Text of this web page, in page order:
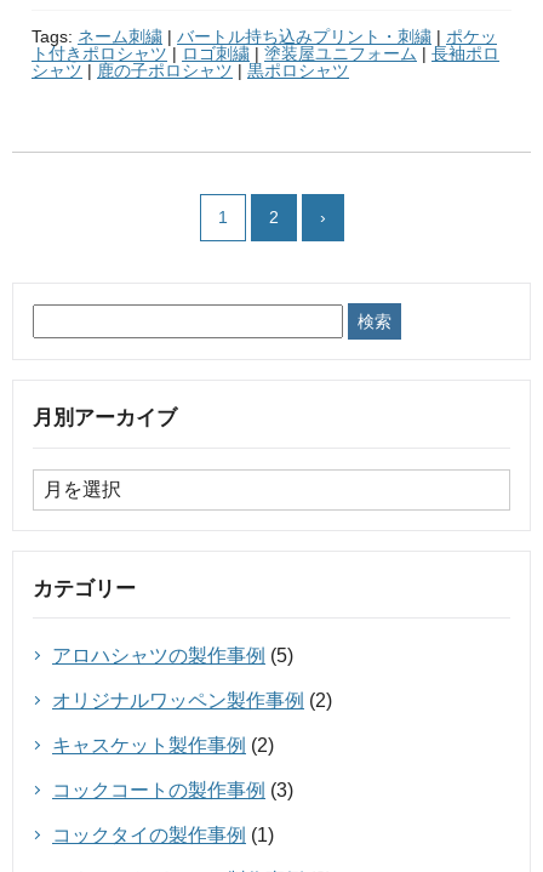
Tags: ネーム刺繍 | バートル持ち込みプリント・刺繍 | ポケッ
ト付きポロシャツ | ロゴ刺繍 | 塗装屋ユニフォーム | 長袖ポロ
シャツ | 鹿の子ポロシャツ | 黒ポロシャツ
1 2 ›
月別アーカイブ
カテゴリー
アロハシャツの製作事例 (5)
オリジナルワッペン製作事例 (2)
キャスケット製作事例 (2)
コックコートの製作事例 (3)
コックタイの製作事例 (1)